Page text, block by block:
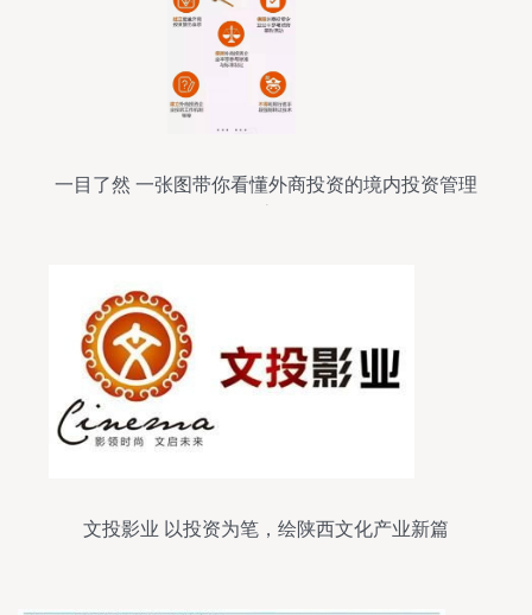
一目了然 一张图带你看懂外商投资的境内投资管理
文投影业 以投资为笔，绘陕西文化产业新篇